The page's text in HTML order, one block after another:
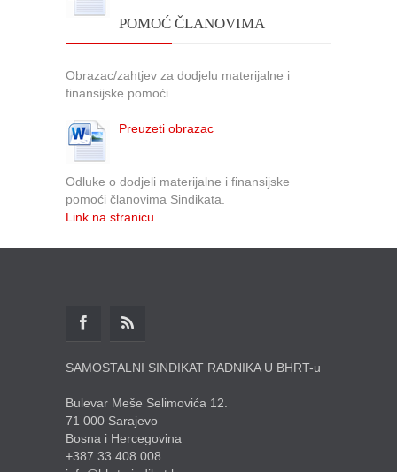
POMOĆ ČLANOVIMA
Obrazac/zahtjev za dodjelu materijalne i
finansijske pomoći
Preuzeti obrazac
Odluke o dodjeli materijalne i finansijske
pomoći članovima Sindikata.
Link na stranicu
SAMOSTALNI SINDIKAT RADNIKA U BHRT-u
Bulevar Meše Selimovića 12.
71 000 Sarajevo
Bosna i Hercegovina
+387 33 408 008